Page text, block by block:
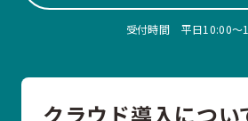
受付時間 平日10:00〜
クラウド導入につい